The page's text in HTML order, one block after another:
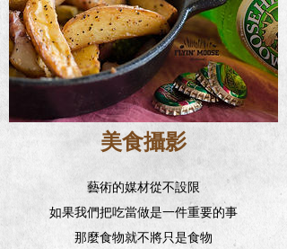
美食攝影
藝術的媒材從不設限
如果我們把吃當做是一件重要的事
那麼食物就不將只是食物